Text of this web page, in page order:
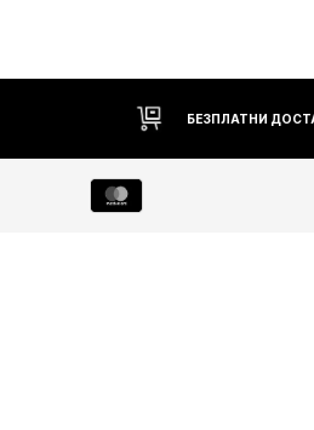
БЕЗПЛАТНИ